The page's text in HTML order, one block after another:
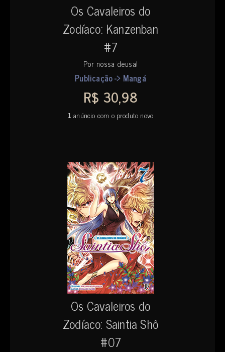
Os Cavaleiros do
Zodíaco: Kanzenban
#7
Por nossa deusa!
Publicação -> Mangá
R$ 30,98
1 anúncio com o produto novo
Os Cavaleiros do
Zodíaco: Saintia Shô
#07